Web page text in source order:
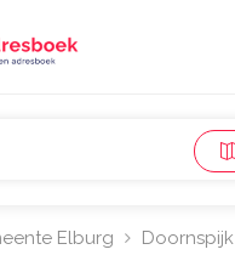
Elburg Doornspijk